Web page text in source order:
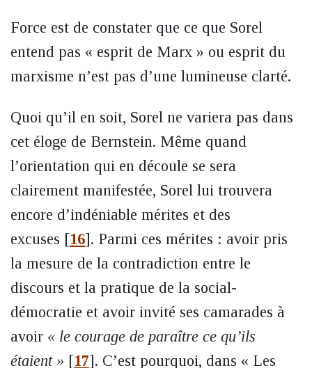
Force est de constater que ce que Sorel
entend pas « esprit de Marx » ou esprit du
marxisme n’est pas d’une lumineuse clarté.
Quoi qu’il en soit, Sorel ne variera pas dans
cet éloge de Bernstein. Même quand
l’orientation qui en découle se sera
clairement manifestée, Sorel lui trouvera
encore d’indéniable mérites et des
excuses [16]. Parmi ces mérites : avoir pris
la mesure de la contradiction entre le
discours et la pratique de la social-
démocratie et avoir invité ses camarades à
avoir « le courage de paraître ce qu’ils
étaient » [17]. C’est pourquoi, dans « Les